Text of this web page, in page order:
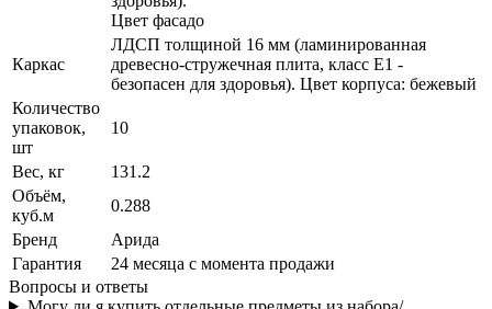
Цвет фасадо
Каркас
ЛДСП толщиной 16 мм (ламинированная
древесно-стружечная плита, класс E1 -
безопасен для здоровья). Цвет корпуса: бежевый
Количество
упаковок,
шт
10
Вес, кг
131.2
Объём,
куб.м
0.288
Бренд
Арида
Гарантия
24 месяца с момента продажи
Вопросы и ответы